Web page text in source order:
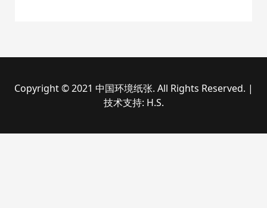
Copyright © 2021 中国环境纸张. All Rights Reserved. |
技术支持: H.S.